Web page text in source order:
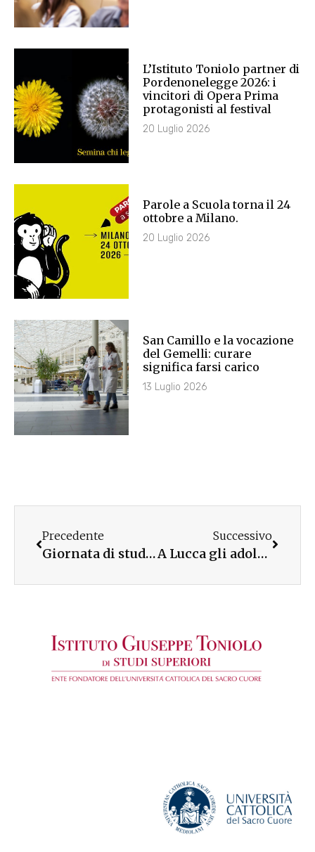
L’Istituto Toniolo partner di
Pordenonelegge 2026: i
vincitori di Opera Prima
protagonisti al festival
20 Luglio 2026
Parole a Scuola torna il 24
ottobre a Milano.
20 Luglio 2026
San Camillo e la vocazione
del Gemelli: curare
significa farsi carico
13 Luglio 2026
Precedente
Giornata di studio alla Pontificia Università Antonianum di Roma
Successivo
A Lucca gli adolescenti sono protagonisti